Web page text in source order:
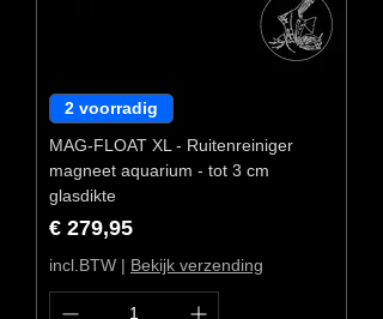
2 voorradig
MAG-FLOAT XL - Ruitenreiniger
magneet aquarium - tot 3 cm
glasdikte
Prijs
€ 279,95
incl.BTW | Bekijk verzending